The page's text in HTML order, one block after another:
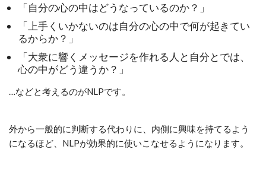
「自分の心の中はどうなっているのか？」
「上手くいかないのは自分の心の中で何が起きてい
るからか？」
「大衆に響くメッセージを作れる人と自分とでは、
心の中がどう違うか？」
…などと考えるのがNLPです。
外から一般的に判断する代わりに、内側に興味を持てるよう
になるほど、NLPが効果的に使いこなせるようになります。